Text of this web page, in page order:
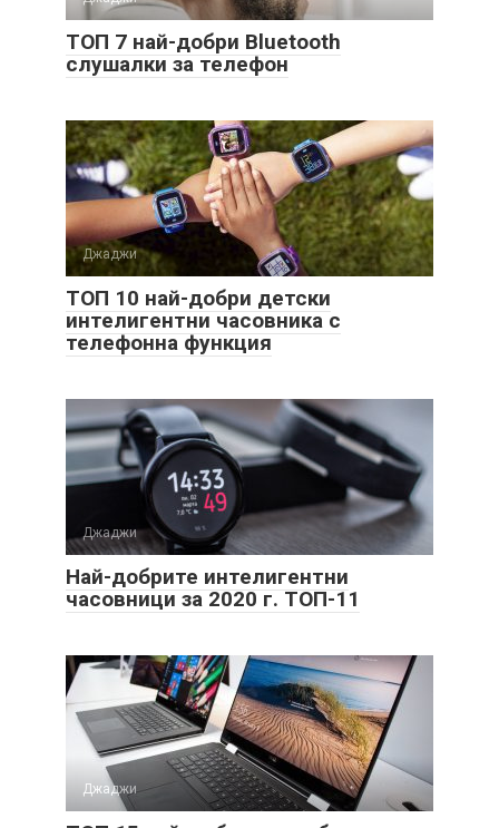
ТОП 7 най-добри Bluetooth
слушалки за телефон
Джаджи
ТОП 10 най-добри детски
интелигентни часовника с
телефонна функция
Джаджи
Най-добрите интелигентни
часовници за 2020 г. ТОП-11
Джаджи